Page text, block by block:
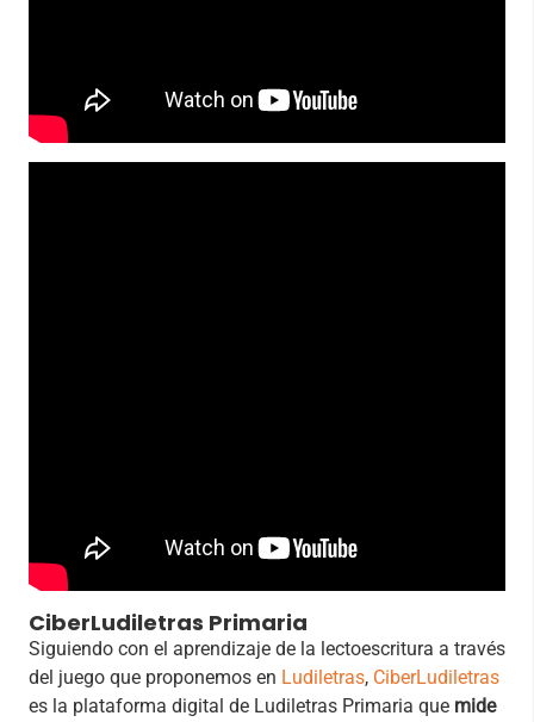
CiberLudiletras Primaria
Siguiendo con el aprendizaje de la lectoescritura a través
del juego que proponemos en Ludiletras, CiberLudiletras
es la plataforma digital de Ludiletras Primaria que mide